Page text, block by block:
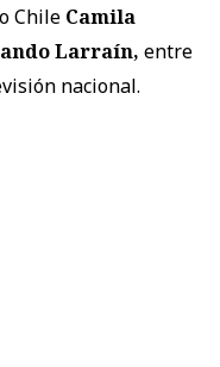
Chile Camila
Larraín, entre
nacional.